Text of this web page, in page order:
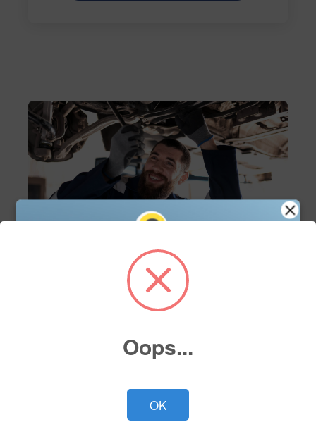
Servicio de mantenimiento
expertos. Fácil, rápido y a tu conveniencia.
Oops...
OK